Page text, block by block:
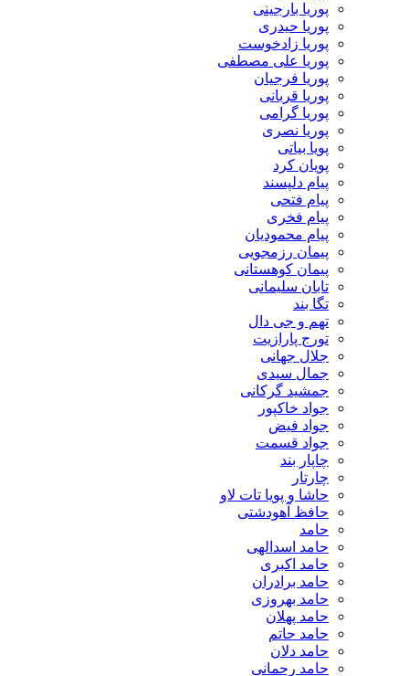
پوریا بارجینی
پوریا حیدری
پوریا زادخوست
پوریا علی مصطفی
پوریا فرجیان
پوریا قربانی
پوریا گرامی
پوریا نصری
پویا بیاتی
پویان کرد
پیام دلپسند
پیام فتحی
پیام فخری
پیام محمودیان
پیمان رزمجویی
پیمان کوهستانی
تابان سلیمانی
تهم و جی دال
تورج پارازیت
جلال جهانی
جمال سیدی
جمشید گرکانی
جواد خاکپور
جواد فیض
جواد قسمت
چاپار بند
حاشا و پویا تات لاو
حافظ آهودشتی
حامد اسدالهی
حامد اکبری
حامد برادران
حامد بهروزی
حامد پهلان
حامد حاتم
حامد دلان
حامد رحمانی